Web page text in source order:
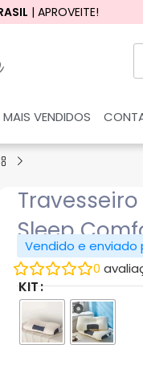
| APROVEITE!
MAIS VENDIDOS
Sleep
Vendido e enviado
0
KIT